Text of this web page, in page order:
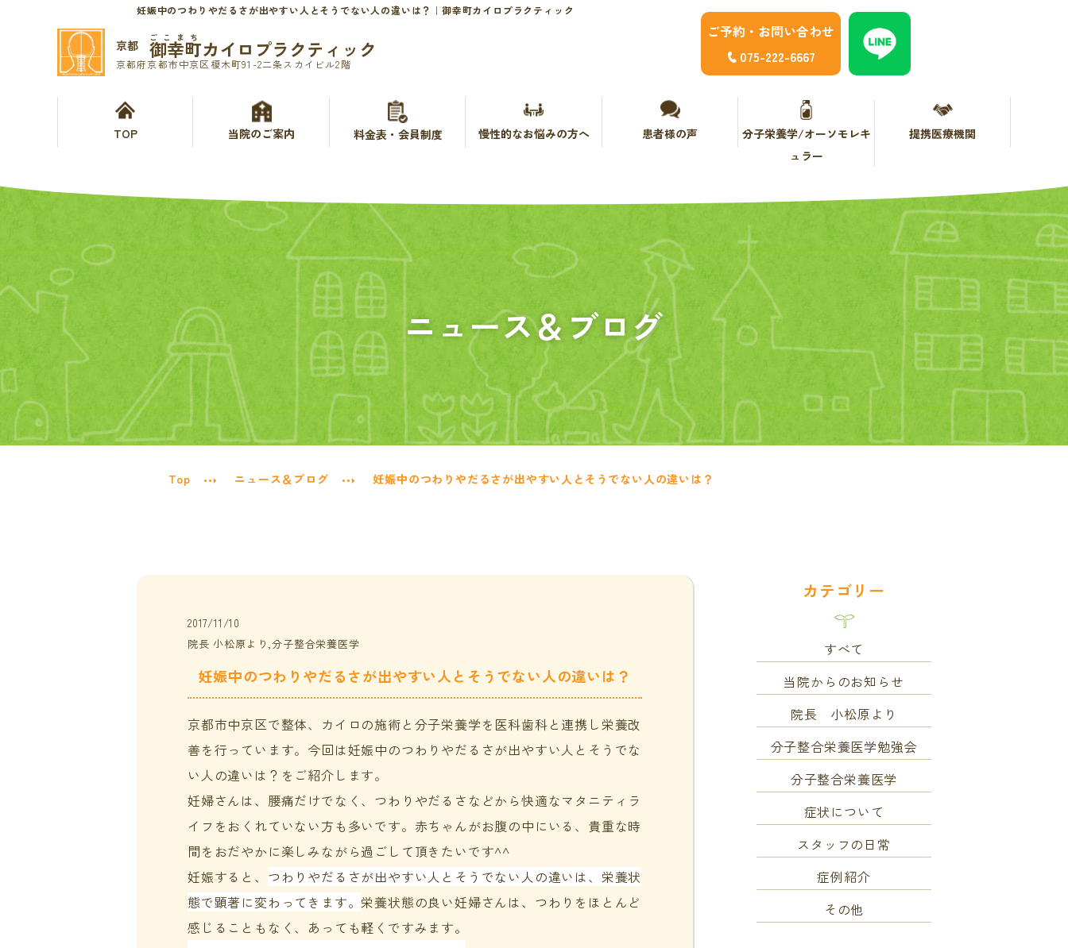
妊娠中のつわりやだるさが出やすい人とそうでない人の違いは？｜御幸町カイロプラクティック
ご予約・お問い合わせ
075-222-6667
京都
ごこまち
御幸町カイロプラクティック
京都府京都市中京区榎木町91-2二条スカイビル2階
TOP 当院のご案内 料金表・会員制度 慢性的なお悩みの方へ 患者様の声
分子栄養学/オーソモレキ
ュラー
提携医療機関
ニュース＆ブログ
Top ニュース＆ブログ 妊娠中のつわりやだるさが出やすい人とそうでない人の違いは？
2017/11/10
院長 小松原より,分子整合栄養医学
妊娠中のつわりやだるさが出やすい人とそうでない人の違いは？
京都市中京区で整体、カイロの施術と分子栄養学を医科歯科と連携し栄養改
善を行っています。今回は妊娠中のつわりやだるさが出やすい人とそうでな
い人の違いは？をご紹介します。
妊婦さんは、腰痛だけでなく、つわりやだるさなどから快適なマタニティラ
イフをおくれていない方も多いです。赤ちゃんがお腹の中にいる、貴重な時
間をおだやかに楽しみながら過ごして頂きたいです^^
妊娠すると、 つわりやだるさが出やすい人とそうでない人の違いは、栄養状
態で顕著に変わってきます。栄養状態の良い妊婦さんは、つわりをほとんど
感じることもなく、あっても軽くですみます。
カテゴリー
すべて
当院からのお知らせ
院長 小松原より
分子整合栄養医学勉強会
分子整合栄養医学
症状について
スタッフの日常
症例紹介
その他